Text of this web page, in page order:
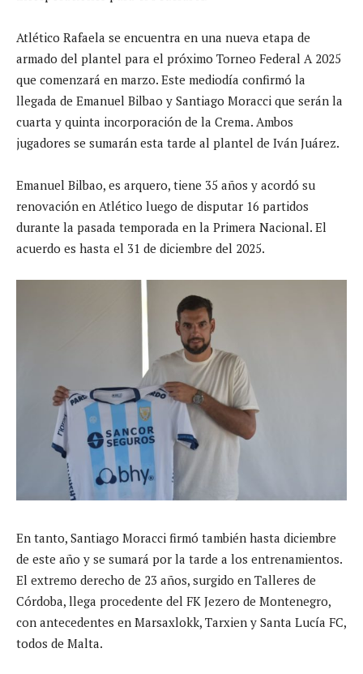
Atlético Rafaela se encuentra en una nueva etapa de
armado del plantel para el próximo Torneo Federal A 2025
que comenzará en marzo. Este mediodía confirmó la
llegada de Emanuel Bilbao y Santiago Moracci que serán la
cuarta y quinta incorporación de la Crema. Ambos
jugadores se sumarán esta tarde al plantel de Iván Juárez.
Emanuel Bilbao, es arquero, tiene 35 años y acordó su
renovación en Atlético luego de disputar 16 partidos
durante la pasada temporada en la Primera Nacional. El
acuerdo es hasta el 31 de diciembre del 2025.
En tanto, Santiago Moracci firmó también hasta diciembre
de este año y se sumará por la tarde a los entrenamientos.
El extremo derecho de 23 años, surgido en Talleres de
Córdoba, llega procedente del FK Jezero de Montenegro,
con antecedentes en Marsaxlokk, Tarxien y Santa Lucía FC,
todos de Malta.